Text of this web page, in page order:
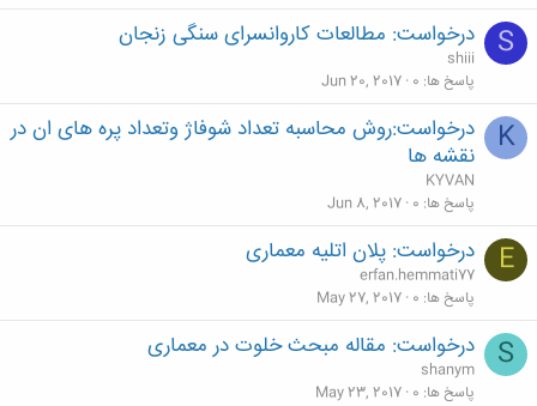
S درخواست: مطالعات کاروانسرای سنگی زنجان
shiii
پاسخ ها 0
Jun 20, 2017
K
درخواست:روش محاسبه تعداد شوفاژ وتعداد پره های ان در
نقشه ها
KYVAN
پاسخ ها 0
Jun 8, 2017
E درخواست: پلان اتلیه معماری
erfan.hemmati77
پاسخ ها 0
May 27, 2017
S درخواست: مقاله مبحث خلوت در معماری
shanym
پاسخ ها 0
May 23, 2017